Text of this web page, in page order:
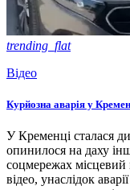
trending_flat
Відео
Курйозна аварія у
У Кременці сталася
опинилося на даху
соцмережах
відео, унаслідок